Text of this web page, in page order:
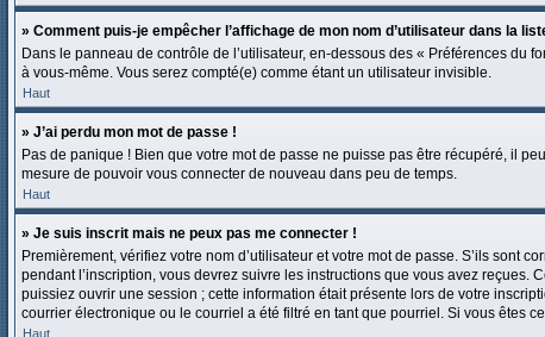
» Comment puis-je empêcher l’affichage de mon nom d’utilisateur dans la
Dans le panneau de contrôle de l’utilisateur, en-dessous des « Préférences du
à vous-même. Vous serez compté(e) comme étant un utilisateur invisible.
Haut
» J’ai perdu mon mot de passe !
Pas de panique ! Bien que votre mot de passe ne puisse pas être récupéré, il
mesure de pouvoir vous connecter de nouveau dans peu de temps.
Haut
» Je suis inscrit mais ne peux pas me connecter !
Premièrement, vérifiez votre nom d’utilisateur et votre mot de passe. S’ils sont
pendant l’inscription, vous devrez suivre les instructions que vous avez
puissiez ouvrir une session ; cette information était présente lors de votre
courrier électronique ou le courriel a été filtré en tant que pourriel. Si vous êtes
Haut